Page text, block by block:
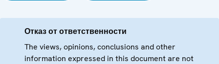
Отказ от ответственности
The views, opinions, conclusions and other
information expressed in this document are not